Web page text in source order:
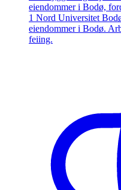
eiendommer i Bodø,
1 Nord Universitet
eiendommer i Bodø.
feiing.